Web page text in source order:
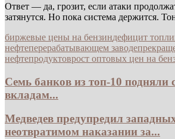
Ответ — да, грозит, если атаки
затянутся. Но пока система держится.
биржевые цены на бензиндефицит
нефтеперерабатывающем заводе
нефтепродуктоврост оптовых цен на
Семь банков из топ-10 подняли
вкладам...
Медведев предупредил
неотвратимом наказании за...